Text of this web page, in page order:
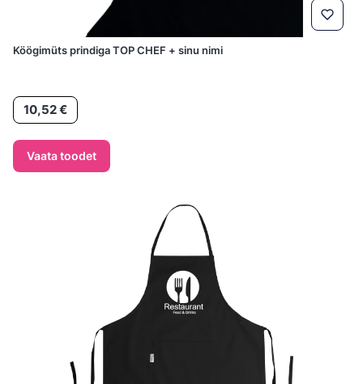
Köögimüts prindiga TOP CHEF + sinu nimi
Hind10,52 €
Vaata toodet